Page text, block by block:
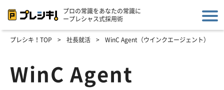
プロの常識をあなたの常識に
ープレシャス式採用術
プレシキ！TOP > 社長就活 > WinC Agent（ウインクエージェント）
WinC Agent